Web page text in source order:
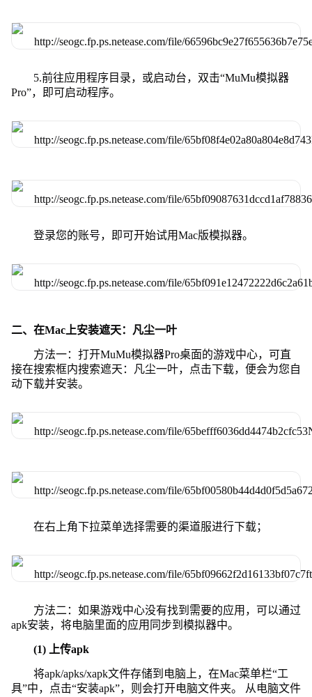
5.前往应用程序目录，或启动台，双击“MuMu模拟器
Pro”，即可启动程序。
登录您的账号，即可开始试用Mac版模拟器。
二、在Mac上安装遮天：凡尘一叶
方法一：打开MuMu模拟器Pro桌面的游戏中心，可直
接在搜索框内搜索遮天：凡尘一叶，点击下载，便会为您自
动下载并安装。
在右上角下拉菜单选择需要的渠道服进行下载；
方法二：如果游戏中心没有找到需要的应用，可以通过
apk安装，将电脑里面的应用同步到模拟器中。
(1) 上传apk
将apk/apks/xapk文件存储到电脑上，在Mac菜单栏“工
具”中，点击“安装apk”，则会打开电脑文件夹。 从电脑文件